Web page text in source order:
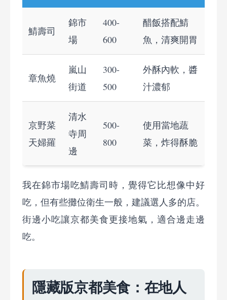
鯖壽司
錦市
場
400-
600
醋飯搭配鯖
魚，清爽開胃
章魚燒
嵐山
街道
300-
500
外酥內軟，醬
汁濃郁
京野菜
天婦羅
清水
寺周
邊
500-
800
使用當地蔬
菜，炸得酥脆
我在錦市場吃鯖壽司時，覺得它比想像中好
吃，但有些攤位衛生一般，建議選人多的店。
街邊小吃讓京都美食更接地氣，適合邊走邊
吃。
隱藏版京都美食：在地人